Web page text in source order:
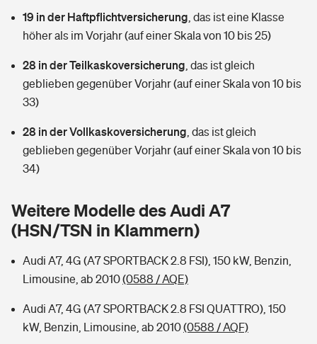
Wer versichert was: Jetzt Versicherer finden
Sie haben Fragen?
Mietkautionsversicherung
Restkreditversicherung
Tools
Hochwasser-Check: Wie gefährdet ist Ihr Haus?
Sie haben Fragen?
Kinderinvalidität
Reiseversicherung
Hundehalter-Haftpflicht
Handyversicherung
Private Cyberversicherung
Zur Übersicht
Tools
Tierkrankenversicherung
Tools
Wer versichert was: Jetzt Versicherer finden
Rentenrechner: Wie viel Geld bekomme ich im Alter?
19 in der Haftpflichtversicherung das ist eine Klasse
höher als im Vorjahr (auf einer Skala von 10 bis 25)
28 in der Teilkaskoversicherung das ist gleich
geblieben gegenüber Vorjahr (auf einer Skala von 10 bis
33)
28 in der Vollkaskoversicherung das ist gleich
geblieben gegenüber Vorjahr (auf einer Skala von 10 bis
34)
Weitere Modelle des Audi A7
(HSN/TSN in Klammern)
Audi A7, 4G (A7 SPORTBACK 2.8 FSI), 150 kW, Benzin,
Limousine, ab 2010(0588 / AQE)
Audi A7, 4G (A7 SPORTBACK 2.8 FSI QUATTRO), 150
kW, Benzin, Limousine, ab 2010(0588 / AQF)